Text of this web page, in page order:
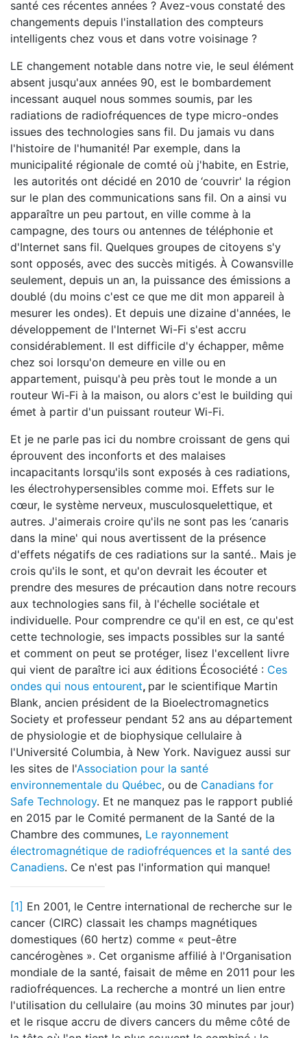
santé ces récentes années ? Avez-vous constaté des
changements depuis l'installation des compteurs
intelligents chez vous et dans votre voisinage ?
LE changement notable dans notre vie, le seul élément
absent jusqu'aux années 90, est le bombardement
incessant auquel nous sommes soumis, par les
radiations de radiofréquences de type micro-ondes
issues des technologies sans fil. Du jamais vu dans
l'histoire de l'humanité! Par exemple, dans la
municipalité régionale de comté où j'habite, en Estrie,
les autorités ont décidé en 2010 de ‘couvrir' la région
sur le plan des communications sans fil. On a ainsi vu
apparaître un peu partout, en ville comme à la
campagne, des tours ou antennes de téléphonie et
d'Internet sans fil. Quelques groupes de citoyens s'y
sont opposés, avec des succès mitigés. À Cowansville
seulement, depuis un an, la puissance des émissions a
doublé (du moins c'est ce que me dit mon appareil à
mesurer les ondes). Et depuis une dizaine d'années, le
développement de l'Internet Wi-Fi s'est accru
considérablement. Il est difficile d'y échapper, même
chez soi lorsqu'on demeure en ville ou en
appartement, puisqu'à peu près tout le monde a un
routeur Wi-Fi à la maison, ou alors c'est le building qui
émet à partir d'un puissant routeur Wi-Fi.
Et je ne parle pas ici du nombre croissant de gens qui
éprouvent des inconforts et des malaises
incapacitants lorsqu'ils sont exposés à ces radiations,
les électrohypersensibles comme moi. Effets sur le
cœur, le système nerveux, musculosquelettique, et
autres. J'aimerais croire qu'ils ne sont pas les ‘canaris
dans la mine' qui nous avertissent de la présence
d'effets négatifs de ces radiations sur la santé.. Mais je
crois qu'ils le sont, et qu'on devrait les écouter et
prendre des mesures de précaution dans notre recours
aux technologies sans fil, à l'échelle sociétale et
individuelle. Pour comprendre ce qu'il en est, ce qu'est
cette technologie, ses impacts possibles sur la santé
et comment on peut se protéger, lisez l'excellent livre
qui vient de paraître ici aux éditions Écosociété : Ces
ondes qui nous entourent, par le scientifique Martin
Blank, ancien président de la Bioelectromagnetics
Society et professeur pendant 52 ans au département
de physiologie et de biophysique cellulaire à
l'Université Columbia, à New York. Naviguez aussi sur
les sites de l'Association pour la santé
environnementale du Québec, ou de Canadians for
Safe Technology. Et ne manquez pas le rapport publié
en 2015 par le Comité permanent de la Santé de la
Chambre des communes, Le rayonnement
électromagnétique de radiofréquences et la santé des
Canadiens. Ce n'est pas l'information qui manque!
[1] En 2001, le Centre international de recherche sur le
cancer (CIRC) classait les champs magnétiques
domestiques (60 hertz) comme « peut-être
cancérogènes ». Cet organisme affilié à l'Organisation
mondiale de la santé, faisait de même en 2011 pour les
radiofréquences. La recherche a montré un lien entre
l'utilisation du cellulaire (au moins 30 minutes par jour)
et le risque accru de divers cancers du même côté de